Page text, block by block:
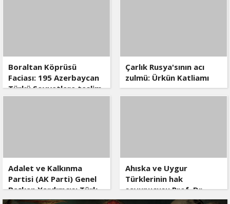
Boraltan Köprüsü
Faciası: 195 Azerbaycan
Türkü Sovyetlere teslim
edildi, kurşuna dizildi
Çarlık Rusya'sının acı
zulmü: Ürkün Katliamı
Adalet ve Kalkınma
Partisi (AK Parti) Genel
Başkan Yardımcısı Türk
Akademisi’ni Ziyaret Etti
Ahıska ve Uygur
Türklerinin hak
savunucusu Prof. Dr.
İlyas Doğan vefat etti